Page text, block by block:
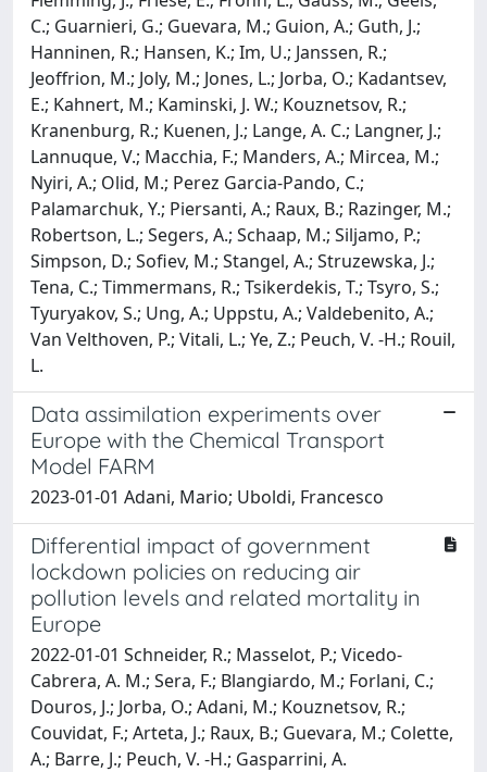
C.; Guarnieri, G.; Guevara, M.; Guion, A.; Guth, J.;
Hanninen, R.; Hansen, K.; Im, U.; Janssen, R.;
Jeoffrion, M.; Joly, M.; Jones, L.; Jorba, O.; Kadantsev,
E.; Kahnert, M.; Kaminski, J. W.; Kouznetsov, R.;
Kranenburg, R.; Kuenen, J.; Lange, A. C.; Langner, J.;
Lannuque, V.; Macchia, F.; Manders, A.; Mircea, M.;
Nyiri, A.; Olid, M.; Perez Garcia-Pando, C.;
Palamarchuk, Y.; Piersanti, A.; Raux, B.; Razinger, M.;
Robertson, L.; Segers, A.; Schaap, M.; Siljamo, P.;
Simpson, D.; Sofiev, M.; Stangel, A.; Struzewska, J.;
Tena, C.; Timmermans, R.; Tsikerdekis, T.; Tsyro, S.;
Tyuryakov, S.; Ung, A.; Uppstu, A.; Valdebenito, A.;
Van Velthoven, P.; Vitali, L.; Ye, Z.; Peuch, V. -H.; Rouil,
L.
Data assimilation experiments over
Europe with the Chemical Transport
Model FARM
2023-01-01 Adani, Mario; Uboldi, Francesco
Differential impact of government
lockdown policies on reducing air
pollution levels and related mortality in
Europe
2022-01-01 Schneider, R.; Masselot, P.; Vicedo-
Cabrera, A. M.; Sera, F.; Blangiardo, M.; Forlani, C.;
Douros, J.; Jorba, O.; Adani, M.; Kouznetsov, R.;
Couvidat, F.; Arteta, J.; Raux, B.; Guevara, M.; Colette,
A.; Barre, J.; Peuch, V. -H.; Gasparrini, A.